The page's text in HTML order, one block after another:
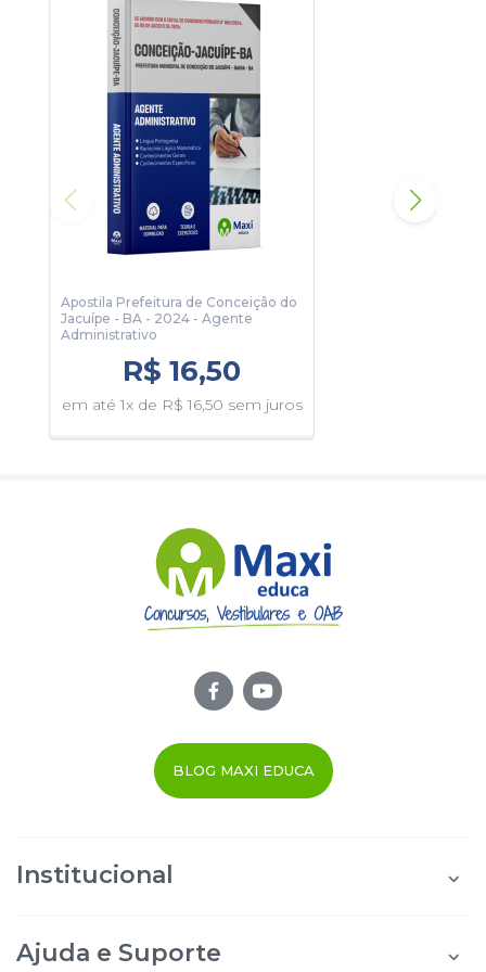
algumas páginas da apostila.
Apostila Prefeitura de Conceição do
Jacuípe - BA - 2024 - Agente
Administrativo
R$ 16,50
em até 1x de R$ 16,50 sem juros
BLOG MAXI EDUCA
Institucional
Área do Afiliado
Ajuda e Suporte